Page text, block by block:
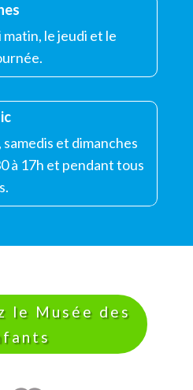
le jeudi et le
et dimanches
à 17h et pendant tous
le Musée des